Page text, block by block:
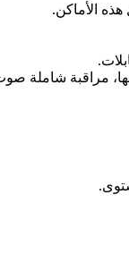
الأماكن.
مراقبة